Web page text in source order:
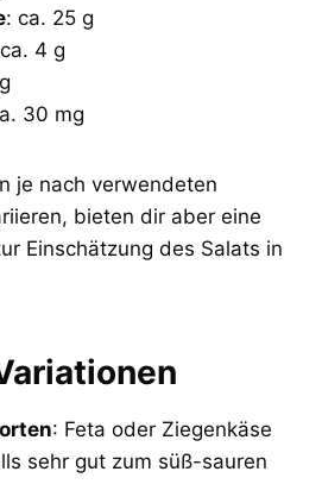
: ca. 25 g
4 g
30 mg
je nach verwendeten
bieten dir aber eine
Einschätzung des Salats in
: Feta oder Ziegenkäse
sehr gut zum süß-sauren